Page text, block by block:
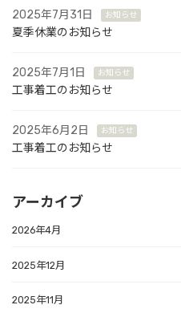
2025年7月31日 お知らせ
夏季休業のお知らせ
2025年7月1日 お知らせ
工事着工のお知らせ
2025年6月2日 お知らせ
工事着工のお知らせ
アーカイブ
2026年4月
2025年12月
2025年11月